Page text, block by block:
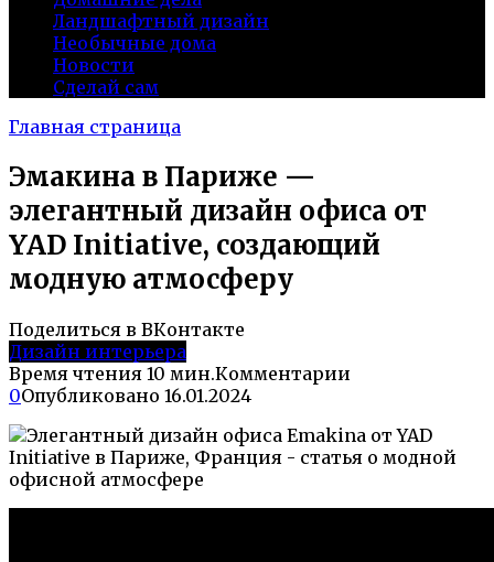
Ландшафтный дизайн
Необычные дома
Новости
Сделай сам
Главная страница
Эмакина в Париже —
элегантный дизайн офиса от
YAD Initiative, создающий
модную атмосферу
Поделиться в ВКонтакте
Дизайн интерьера
Время чтения 10 мин.Комментарии
0Опубликовано 16.01.2024